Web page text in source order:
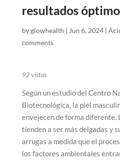
resultados
byglowhealth | Jun 6, 2024|
comments
92vistas
Según un estudio del Centro
Biotecnológica, la piel
envejecen de forma diferente.
tienden a ser más delgadas y
arrugas a medida que el
los factores ambientales